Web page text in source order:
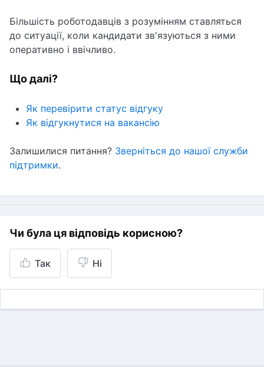
Більшість роботодавців з розумінням ставляться
до ситуації, коли кандидати зв'язуються з ними
оперативно і ввічливо.
Що далі?
Як перевірити статус відгуку
Як відгукнутися на вакансію
Залишилися питання? Зверніться до нашої служби
підтримки.
Чи була ця відповідь корисною?
Так Ні